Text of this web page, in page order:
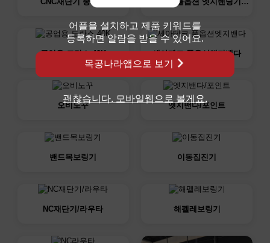
어플을 설치하고 제품 키워드를
등록하면 알람을 받을 수 있어요.
목공나라앱으로 보기
괜찮습니다. 모바일웹으로 볼게요.
공업용 도란스 40K 세아테크 풀옵션엣지밴다
오비노꾸 엣지밴다/포인트
밴드목보링기 이동집진기
NC재단기/라우타 해펠레보링기